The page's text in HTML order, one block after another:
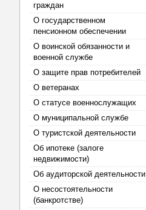
граждан
О государственном
пенсионном обеспечении
О воинской обязанности и
военной службе
О защите прав потребителей
О ветеранах
О статусе военнослужащих
О муниципальной службе
О туристской деятельности
Об ипотеке (залоге
недвижимости)
Об аудиторской деятельности
О несостоятельности
(банкротстве)